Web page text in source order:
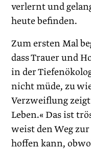
verlernt und
heute befinden.
Zum ersten Mal
dass Trauer und
in der
nicht müde, zu
Verzweiflung
Leben.« Das ist
weist den Weg
hoffen kann,